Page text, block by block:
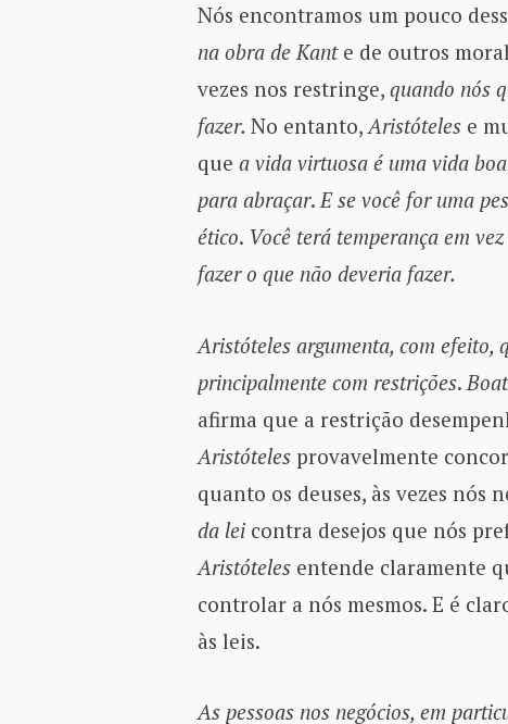
Nós encontramos um pouco
na obra de Kante de outros
vezes nos restringe, quando nós
fazer. No entanto,Aristótelese
que a vida virtuosa é uma vida boa
para abraçar.E se você for uma
ético. Você terá temperança em
fazer o que não deveria fazer.
Aristóteles argumenta, com efeito,
principalmente com restrições.
afirma que a restrição
Aristótelesprovavelmente
quanto os deuses, às vezes nós
da leicontra desejos que nós
Aristótelesentende claramente
controlar a nós mesmos. E é
às leis.
As pessoas nos negócios, em